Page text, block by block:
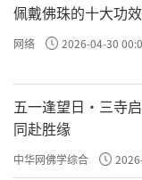
佩戴佛珠的十大功
网络 2026-04-30
五一逢望日・三寺
同赴胜缘
中华网佛学综合